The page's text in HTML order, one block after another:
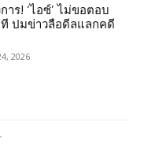
าร! ‘ไอซ์’ ไม่ขอตอบ
ที ปมข่าวลือดีลแลกคดี
2026